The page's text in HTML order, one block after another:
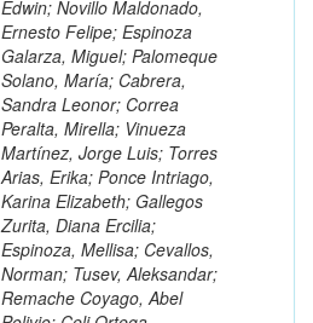
Edwin; Novillo Maldonado,
Ernesto Felipe; Espinoza
Galarza, Miguel; Palomeque
Solano, María; Cabrera,
Sandra Leonor; Correa
Peralta, Mirella; Vinueza
Martínez, Jorge Luis; Torres
Arias, Erika; Ponce Intriago,
Karina Elizabeth; Gallegos
Zurita, Diana Ercilia;
Espinoza, Mellisa; Cevallos,
Norman; Tusev, Aleksandar;
Remache Coyago, Abel